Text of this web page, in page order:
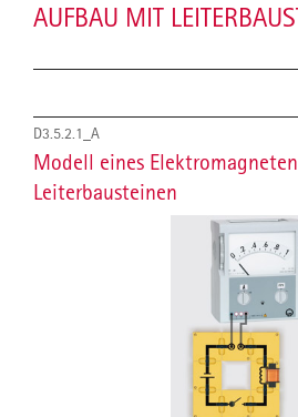
AUFBAU MIT
D3.5.2.1_A
Modell eines
Leiterbausteinen